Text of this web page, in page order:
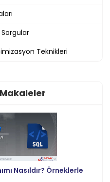
Teknikleri
Nasıldır? Örneklerle